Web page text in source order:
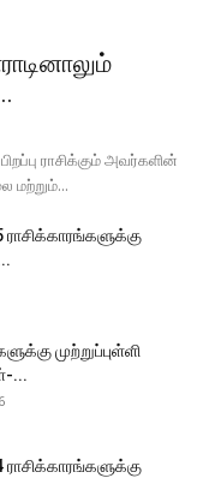
ராசிக்கும் அவர்களின்
மற்றும்...
முற்றுப்புள்ளி
...